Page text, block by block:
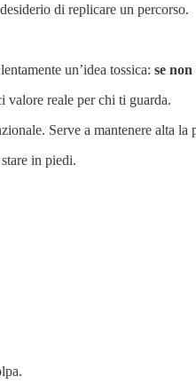
di replicare un percorso.
un’idea tossica: se
reale per chi ti guarda.
Serve a mantenere alta la
in piedi.